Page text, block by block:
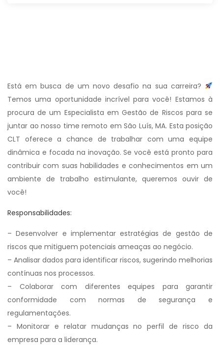
Está em busca de um novo desafio na sua carreira?
Temos uma oportunidade incrível para você! Estamos à
procura de um Especialista em Gestão de Riscos para se
juntar ao nosso time remoto em São Luís, MA. Esta posição
CLT oferece a chance de trabalhar com uma equipe
dinâmica e focada na inovação. Se você está pronto para
contribuir com suas habilidades e conhecimentos em um
ambiente de trabalho estimulante, queremos ouvir de
você!
Responsabilidades:
– Desenvolver e implementar estratégias de gestão de
riscos que mitiguem potenciais ameaças ao negócio.
– Analisar dados para identificar riscos, sugerindo melhorias
contínuas nos processos.
– Colaborar com diferentes equipes para garantir
conformidade com normas de segurança e
regulamentações.
– Monitorar e relatar mudanças no perfil de risco da
empresa para a liderança.